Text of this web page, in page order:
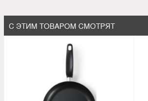
С ЭТИМ ТОВАРОМ СМОТРЯТ